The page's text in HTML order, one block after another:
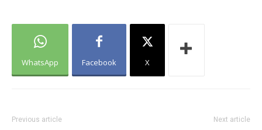
WhatsApp Facebook X
Previous article Next article